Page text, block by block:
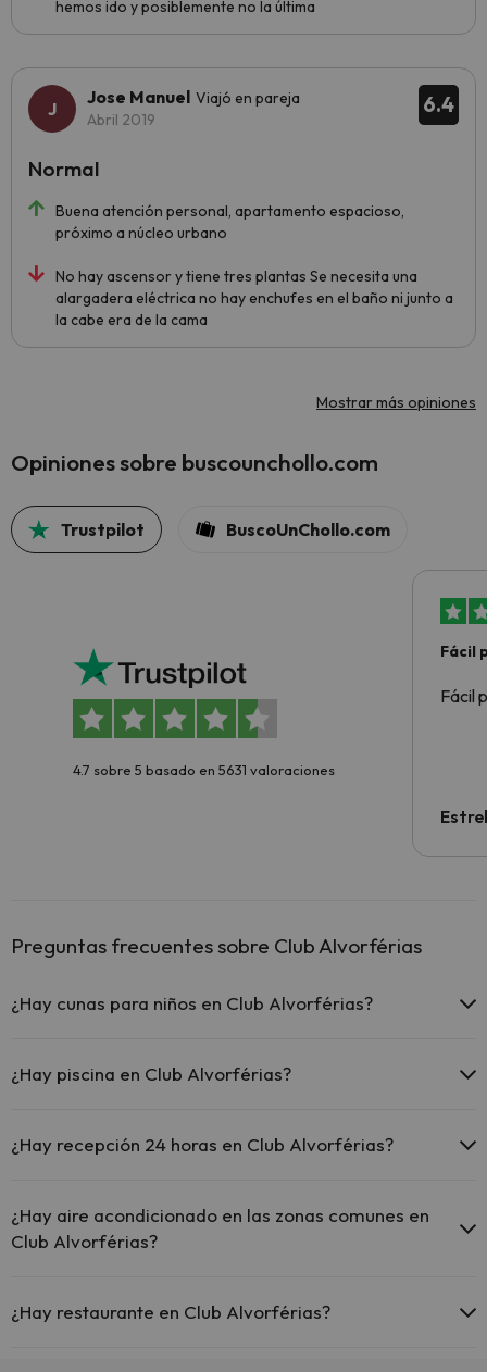
hemos ido y posiblemente no la última
6.4
Jose Manuel Viajó en pareja
Abril 2019
Buena atención personal, apartamento espacioso,
próximo a núcleo urbano
No hay ascensor y tiene tres plantas Se necesita una
alargadera eléctrica no hay enchufes en el baño ni junto a
la cabe era de la cama
Normal
Mostrar más opiniones
Opiniones sobre buscounchollo.com
Trustpilot BuscoUnChollo.com
4.7 sobre 5 basado en 5631 valoraciones
Fácil
Fácil
Preguntas frecuentes sobre Club Alvorférias
¿Hay cunas para niños en Club Alvorférias?
antes de iniciar tu viaje).
¿Hay piscina en Club Alvorférias?
Aquí tienes más info sobre la piscina y otras instalaciones.
¿Hay recepción 24 horas en Club Alvorférias?
¿Hay aire acondicionado en las zonas comunes en
Club Alvorférias?
¿Hay restaurante en Club Alvorférias?